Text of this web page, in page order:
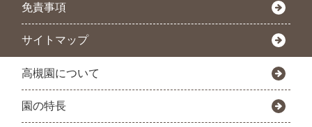
免責事項
サイトマップ
高槻園について
園の特長